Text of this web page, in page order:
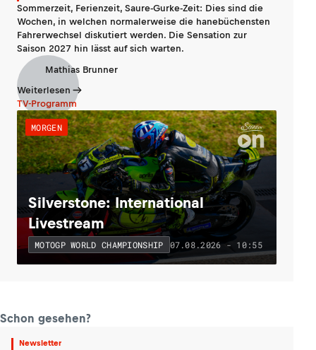
Sommerzeit, Ferienzeit, Saure-Gurke-Zeit: Dies sind die
Wochen, in welchen normalerweise die hanebüchensten
Fahrerwechsel diskutiert werden. Die Sensation zur
Saison 2027 hin lässt auf sich warten.
Mathias Brunner
Weiterlesen
TV-Programm
MORGEN
Silverstone: International
Livestream
MOTOGP WORLD CHAMPIONSHIP 07.08.2026 - 10:55
Schon gesehen?
Newsletter